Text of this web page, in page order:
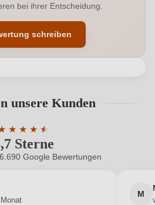
Enthält Sulfite
Großes Holzfass
bei ihrer Entscheidung.
schreiben
werden. Bitte loggen Sie sich
Neuer Kunde?
unsere Kunden
Sterne
★ ★ ★ ★
★
Bewertung von 4.7
Google Bewertungen
M